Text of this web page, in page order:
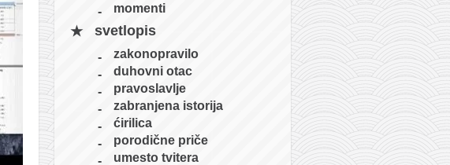
momenti
svetlopis
zakonopravilo
duhovni otac
pravoslavlje
zabranjena istorija
ćirilica
porodične priče
umesto tvitera